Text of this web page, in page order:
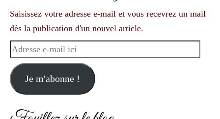
Saisissez votre adresse e-mail et vous recevrez un mail
dès la publication d'un nouvel article.
Adresse
mail
ici
Je m'abonne !